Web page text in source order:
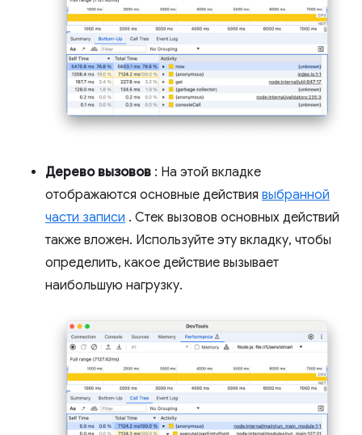
Дерево вызовов : На этой вкладке
отображаются основные действия выбранной
части записи . Стек вызовов основных действий
также вложен. Используйте эту вкладку, чтобы
определить, какое действие вызывает
наибольшую нагрузку.